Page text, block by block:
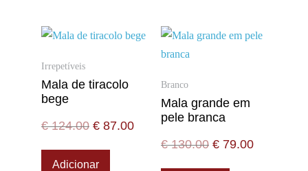
Irrepetíveis
Mala de tiracolo
bege
€124.00 € 87.00
Adicionar
Branco
Mala grande em
pele branca
€130.00 € 79.00